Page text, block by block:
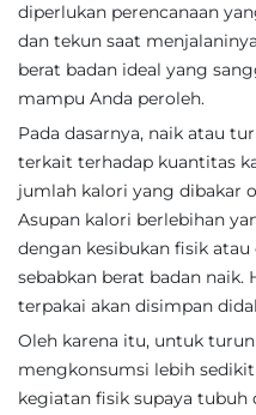
diperlukan perencanaan
dan tekun saat
berat badan ideal yang
mampu Anda peroleh.
Pada dasarnya, naik atau
terkait terhadap kuantitas
jumlah kalori yang dibakar
Asupan kalori berlebihan
dengan kesibukan fisik
sebabkan berat badan
terpakai akan disimpan
Oleh karena itu, untuk
mengkonsumsi lebih
kegiatan fisik supaya